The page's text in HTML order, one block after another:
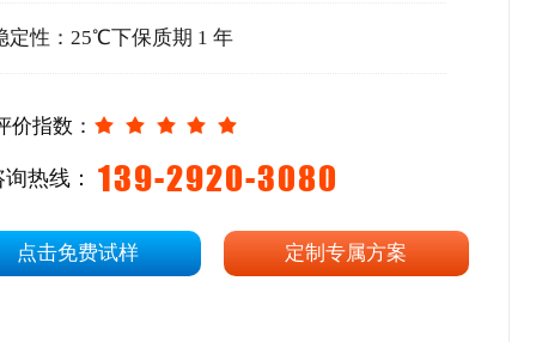
定性：25℃下保质期 1 年
价指数：
热线： 139-2920-3080
点击免费试样 定制专属方案